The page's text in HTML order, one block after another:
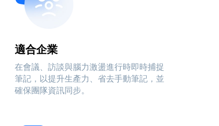
適合企業
在會議、訪談與腦力激盪進行時即時捕捉
筆記，以提升生產力、省去手動筆記，並
確保團隊資訊同步。